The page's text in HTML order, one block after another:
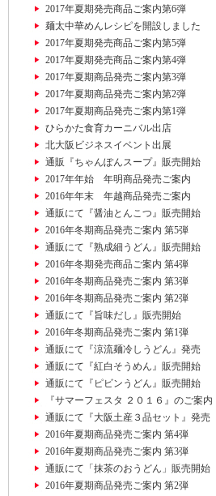
2017年夏期発売商品ご案内第6弾
麺太中華めんレシピを開設しました
2017年夏期発売商品ご案内第5弾
2017年夏期発売商品ご案内第4弾
2017年夏期商品発売ご案内第3弾
2017年夏期商品発売ご案内第2弾
2017年夏期商品発売ご案内第1弾
ひらかた食育カーニバル出店
北大阪ビジネスイベント出展
通販『ちゃんぽんスープ』販売開始
2017年年始 年明商品発売ご案内
2016年年末 年越商品発売ご案内
通販にて『醤油とんこつ』販売開始
2016年冬期商品発売ご案内 第5弾
通販にて『熟成細うどん』販売開始
2016年冬期発売商品ご案内 第4弾
2016年冬期商品発売ご案内 第3弾
2016年冬期商品発売ご案内 第2弾
通販にて『旨味だし』販売開始
2016年冬期商品発売ご案内 第1弾
通販にて『涼流麺冷しうどん』発売
通販にて『紅白そうめん』販売開始
通販にて『ピビンうどん』販売開始
『サマーフェスタ ２０１６』のご案内
通販にて『大阪土産３品セット』発売
2016年夏期商品発売ご案内 第4弾
2016年夏期商品発売ご案内 第3弾
通販にて「抹茶のおうどん」販売開始
2016年夏期商品発売ご案内 第2弾